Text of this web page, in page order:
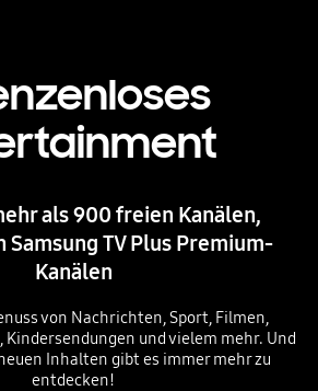
als 900 freien Kanälen,
TV Plus Premium-
Kanälen
von Nachrichten, Sport, Filmen,
und vielem mehr. Und
Inhalten gibt es immer mehr zu
entdecken!